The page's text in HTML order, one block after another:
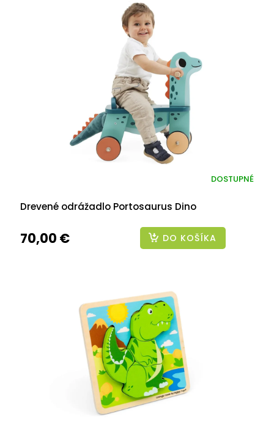
Drevené odrážadlo Portosaurus Dino
DOSTUPNÉ
70,00 € DO KOŠÍKA